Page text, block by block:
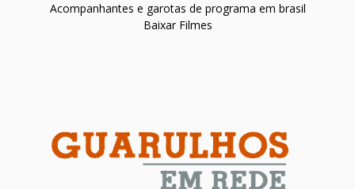
Acompanhantes e garotas de programa em brasil
Baixar Filmes